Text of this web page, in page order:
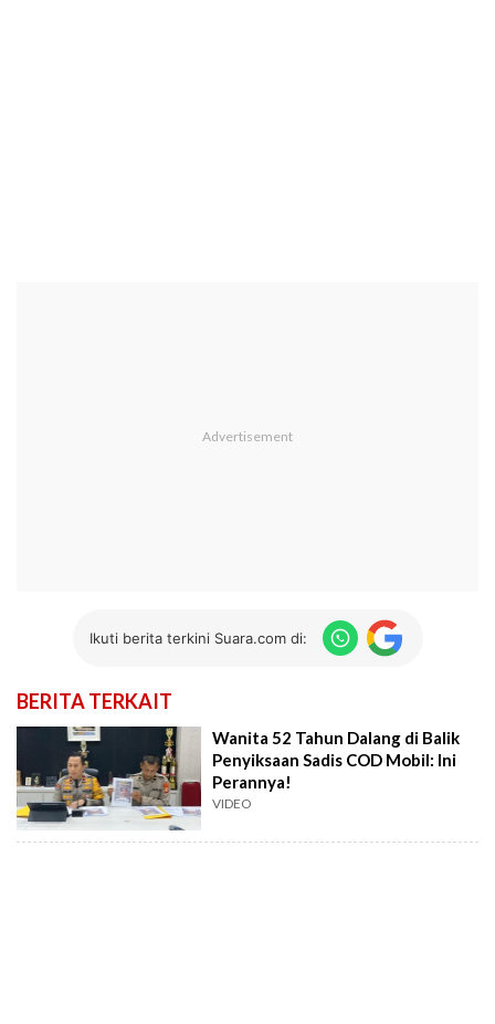
Ikuti berita terkini Suara.com di:
BERITA TERKAIT
Wanita 52 Tahun Dalang di Balik
Penyiksaan Sadis COD Mobil: Ini
Perannya!
VIDEO